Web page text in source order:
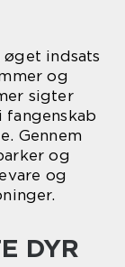
indsats
og
sigter
Gennem
og
og
DYR